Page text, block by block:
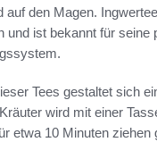
auf den Magen.
und ist bekannt für seine
Tees gestaltet sich
wird mit einer
etwa 10 Minuten ziehen